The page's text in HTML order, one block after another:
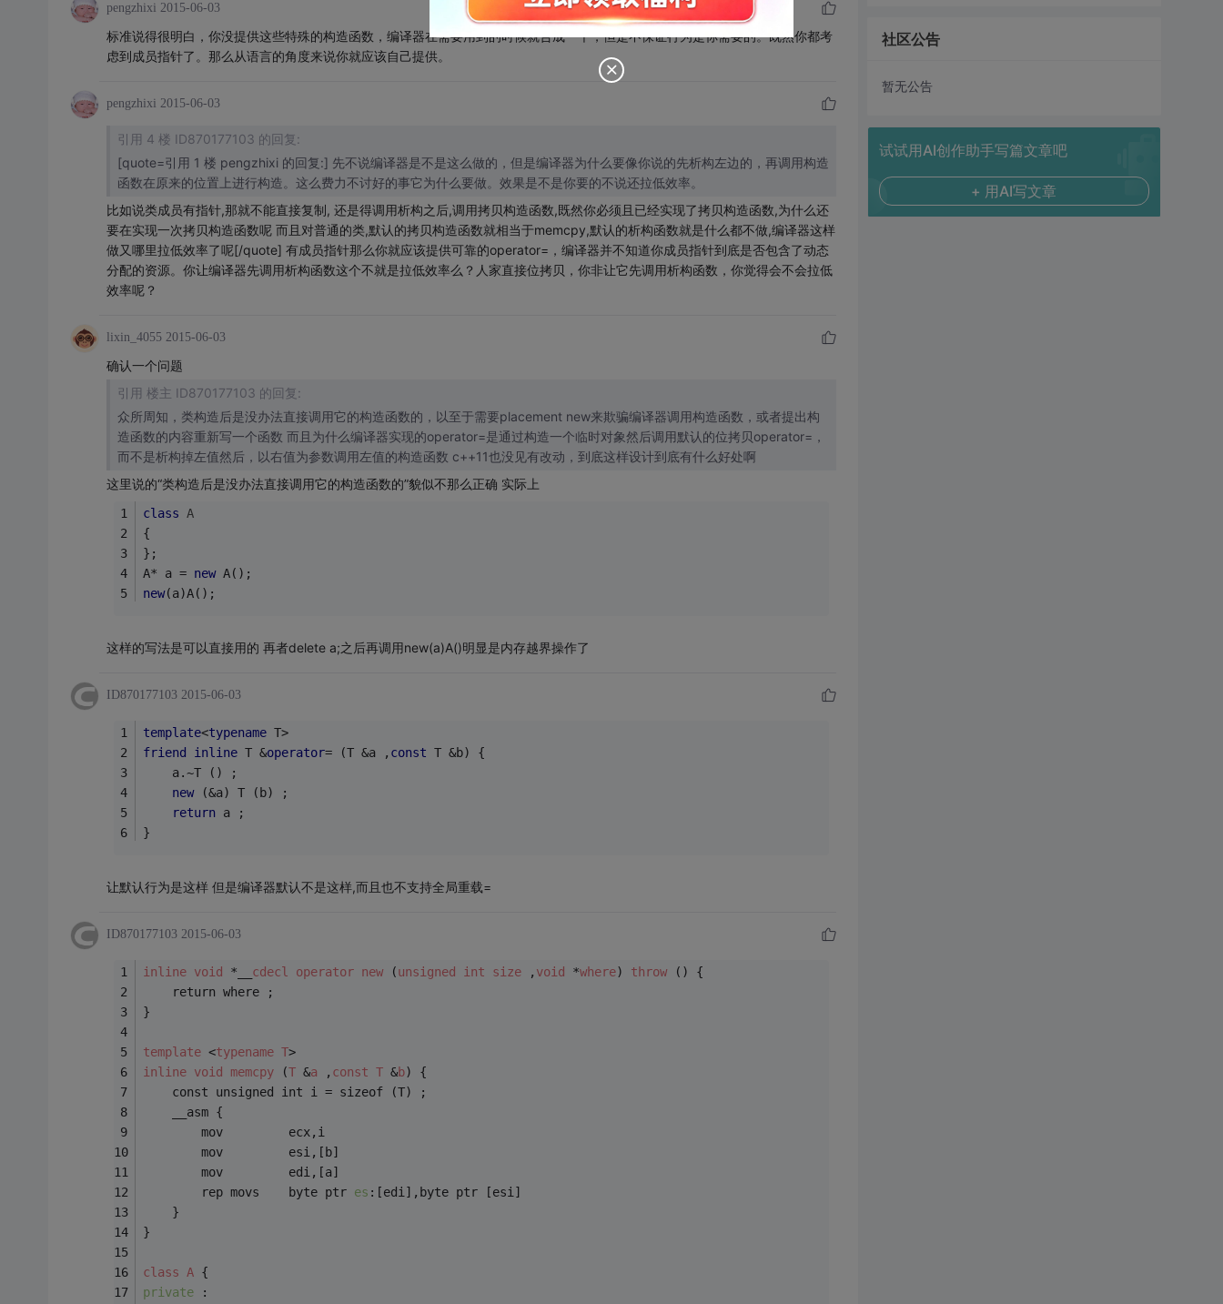
pengzhixi 2015-06-03
标准说得很明白，你没提供这些特殊的构造函数，编译器在需要用到的时候就合成一个，但是不保证行为是你需要的。既然你都考
虑到成员指针了。那么从语言的角度来说你就应该自己提供。
pengzhixi 2015-06-03
引用 4 楼 ID870177103 的回复:
[quote=引用 1 楼 pengzhixi 的回复:] 先不说编译器是不是这么做的，但是编译器为什么要像你说的先析构左边的，再调用构造
函数在原来的位置上进行构造。这么费力不讨好的事它为什么要做。效果是不是你要的不说还拉低效率。
比如说类成员有指针,那就不能直接复制, 还是得调用析构之后,调用拷贝构造函数,既然你必须且已经实现了拷贝构造函数,为什么还
要在实现一次拷贝构造函数呢 而且对普通的类,默认的拷贝构造函数就相当于memcpy,默认的析构函数就是什么都不做,编译器这样
做又哪里拉低效率了呢[/quote] 有成员指针那么你就应该提供可靠的operator=，编译器并不知道你成员指针到底是否包含了动态
分配的资源。你让编译器先调用析构函数这个不就是拉低效率么？人家直接位拷贝，你非让它先调用析构函数，你觉得会不会拉低
效率呢？
lixin_4055 2015-06-03
确认一个问题
引用 楼主 ID870177103 的回复:
众所周知，类构造后是没办法直接调用它的构造函数的，以至于需要placement new来欺骗编译器调用构造函数，或者提出构
造函数的内容重新写一个函数 而且为什么编译器实现的operator=是通过构造一个临时对象然后调用默认的位拷贝operator=，
而不是析构掉左值然后，以右值为参数调用左值的构造函数 c++11也没见有改动，到底这样设计到底有什么好处啊
这里说的“类构造后是没办法直接调用它的构造函数的”貌似不那么正确 实际上
class A
{
};
A* a = new A();
new(a)A();
这样的写法是可以直接用的 再者delete a;之后再调用new(a)A()明显是内存越界操作了
ID870177103 2015-06-03
template<typename T>
friend
inline T &operator= (T &a , const T &b) {
	a.~T () ;
new (&a) T (b) ;
return a ;
}
让默认行为是这样 但是编译器默认不是这样,而且也不支持全局重载=
ID870177103 2015-06-03
inline void *__ cdecl operator new (unsigned int size , void *where) throw () {
	return where ;
}
template <typename T>
inline void memcpy (T &a , const T &b) {
	const unsigned int i = sizeof (T) ;
	__asm {
		mov         ecx,i
		mov         esi,[b]
		mov         edi,[a]
		rep movs    byte ptr
es :[edi],byte ptr [esi]
	}
}
class A {
private
:
社区公告
暂无公告
试试用AI创作助手写篇文章吧
+ 用AI写文章